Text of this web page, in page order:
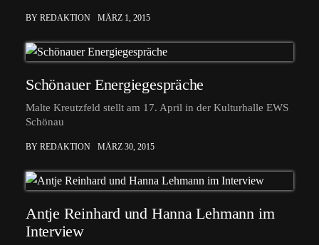
BY REDAKTION MÄRZ 1, 2015
Schönauer Energiegespräche
Malte Kreutzfeld stellt am 17. April in der Kulturhalle EWS
Schönau
BY REDAKTION MÄRZ 30, 2015
Antje Reinhard und Hanna Lehmann im
Interview